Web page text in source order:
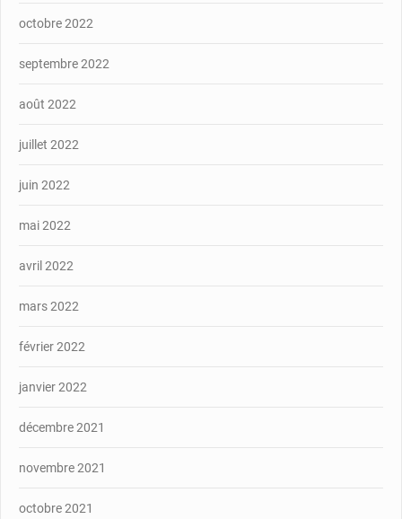
octobre 2022
septembre 2022
août 2022
juillet 2022
juin 2022
mai 2022
avril 2022
mars 2022
février 2022
janvier 2022
décembre 2021
novembre 2021
octobre 2021